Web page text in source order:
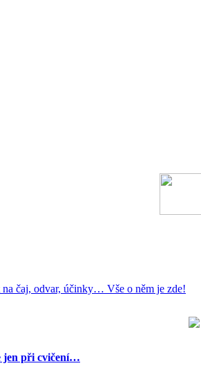
na čaj, odvar, účinky… Vše o něm je zde!
jen při cvičení…